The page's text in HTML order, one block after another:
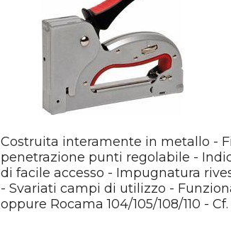
Costruita interamente in metallo -
penetrazione punti regolabile -
di facile accesso - Impugnatura
- Svariati campi di utilizzo -
oppure Rocama 104/105/108/110 -